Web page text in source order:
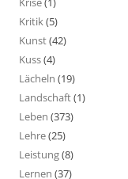
Kritik(5)
Kunst(42)
Kuss(4)
Lächeln (19)
Landschaft(1)
Leben (373)
Lehre(25)
Leistung(8)
Lernen (37)